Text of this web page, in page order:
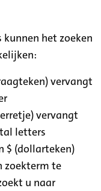
kunnen het zoeken
vervangt
vervangt
letters
$ (dollarteken)
zoekterm te
u naar